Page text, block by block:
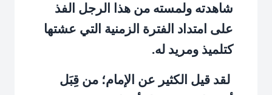
شاهدته ولمسته من هذا الرجل الفذ
على امتداد الفترة الزمنية التي عشتها
كتلميذ ومريد له.
لقد قيل الكثير عن الإمام؛ من قِبَل